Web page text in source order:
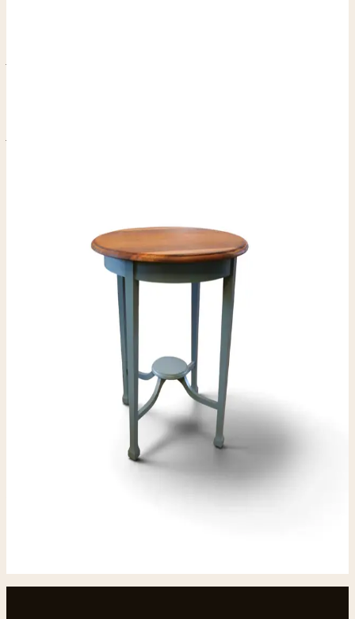
Vintage salontafel onderstel groen – Volledig
Gerestaureerd Dit charmante vintage salontafeltje is in
onze werkplaats volledig onder handen genomen en
met zorg opnieuw afgewerkt. Het onderstel is
professioneel geschilderd in een zachte, stijlvolle
groentint die prachtig contrasteert met het warme
houten blad. Het ronde blad heeft een mooie natuurlijke
tekening en zorgt voor een tijdloze, warme uitstraling.
De slanke poten en het subtiele verbindingsstuk onderin
geven het tafeltje een elegant en licht karakter, terwijl
het tegelijkertijd stevig en stabiel staat. Perfect als: -
bijzettafel naast een fauteuil - salontafeltje in een
compacte zithoek - plantentafel - of sfeervol accent in
een landelijk of Scandinavisch interieur Conditie: Volledig
nagekeken, stevig en gebruiksklaar Afwerking:
Professioneel opnieuw geschilderd Stijl: Vintage met